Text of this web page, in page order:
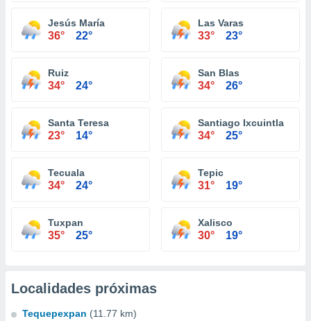
Jesús María
36° 22°
Las Varas
33° 23°
Ruiz
34° 24°
San Blas
34° 26°
Santa Teresa
23° 14°
Santiago Ixcuintla
34° 25°
Tecuala
34° 24°
Tepic
31° 19°
Tuxpan
35° 25°
Xalisco
30° 19°
Localidades próximas
Tequepexpan (11.77 km)